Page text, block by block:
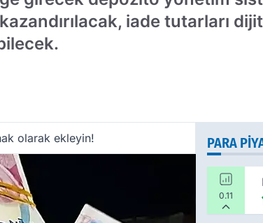
iade tutarları
olarak ekleyin! PARA
0.11